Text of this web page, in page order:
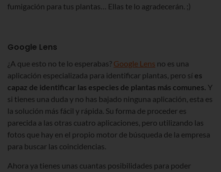
fumigación para tus plantas… Ellas te lo agradecerán. ;)
Google Lens
¿A que esto no te lo esperabas? Google Lens no es una
aplicación especializada para identificar plantas, pero sí es
capaz de identificar las especies de plantas más comunes. Y
si tienes una duda y no has bajado ninguna aplicación, esta es
la solución más fácil y rápida. Su forma de proceder es
parecida a las otras cuatro aplicaciones, pero utilizando las
fotos que hay en el propio motor de búsqueda de la empresa
para buscar las coincidencias.
Ahora ya tienes unas cuantas posibilidades para poder